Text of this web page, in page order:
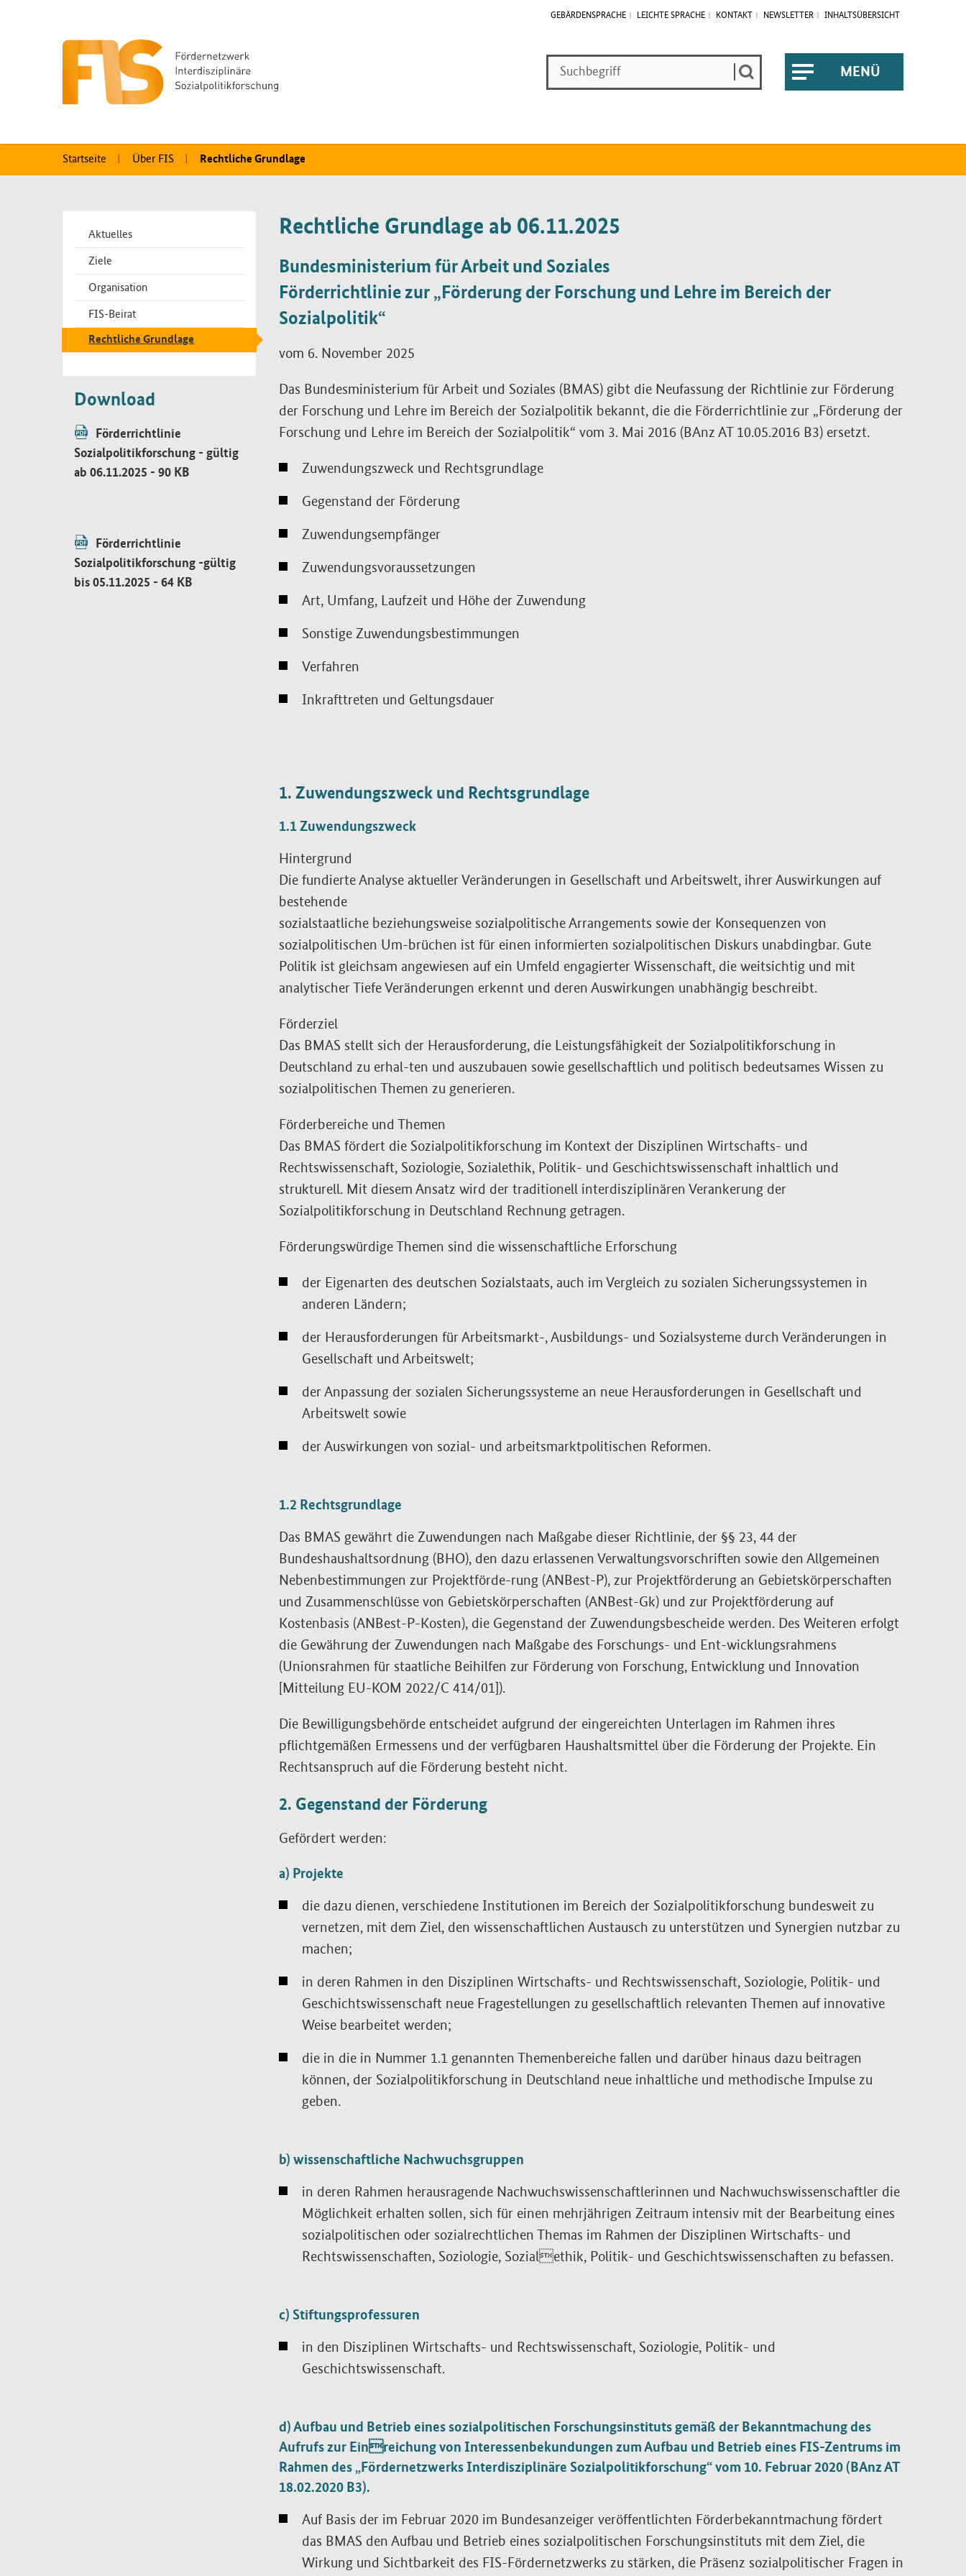
GEBÄRDENSPRACHE LEICHTE SPRACHE KONTAKT NEWSLETTER INHALTSÜBERSICHT
Suche
MENÜ
Startseite Über FIS Rechtliche Grundlage
Zusatzinformationen
Bereichsmenü
Aktuelles
Ziele
Organisation
FIS-Beirat
Rechtliche Grundlage
Download
Förderrichtlinie
Sozialpolitikforschung - gültig
ab 06.11.2025 - 90 KB
Förderrichtlinie
Sozialpolitikforschung -gültig
bis 05.11.2025 - 64 KB
Rechtliche Grundlage ab 06.11.2025
Bundesministerium für Arbeit und Soziales
Förderrichtlinie zur „Förderung der Forschung und Lehre im Bereich der
Sozialpolitik“
vom 6. November 2025
Das Bundesministerium für Arbeit und Soziales (BMAS) gibt die Neufassung der Richtlinie zur Förderung
der Forschung und Lehre im Bereich der Sozialpolitik bekannt, die die Förderrichtlinie zur „Förderung der
Forschung und Lehre im Bereich der Sozialpolitik“ vom 3. Mai 2016 (BAnz AT 10.05.2016 B3) ersetzt.
Zuwendungszweck und Rechtsgrundlage
Gegenstand der Förderung
Zuwendungsempfänger
Zuwendungsvoraussetzungen
Art, Umfang, Laufzeit und Höhe der Zuwendung
Sonstige Zuwendungsbestimmungen
Verfahren
Inkrafttreten und Geltungsdauer
1. Zuwendungszweck und Rechtsgrundlage
1.1 Zuwendungszweck
Hintergrund
Die fundierte Analyse aktueller Veränderungen in Gesellschaft und Arbeitswelt, ihrer Auswirkungen auf
bestehende
sozialstaatliche beziehungsweise sozialpolitische Arrangements sowie der Konsequenzen von
sozialpolitischen Um-brüchen ist für einen informierten sozialpolitischen Diskurs unabdingbar. Gute
Politik ist gleichsam angewiesen auf ein Umfeld engagierter Wissenschaft, die weitsichtig und mit
analytischer Tiefe Veränderungen erkennt und deren Auswirkungen unabhängig beschreibt.
Förderziel
Das BMAS stellt sich der Herausforderung, die Leistungsfähigkeit der Sozialpolitikforschung in
Deutschland zu erhal-ten und auszubauen sowie gesellschaftlich und politisch bedeutsames Wissen zu
sozialpolitischen Themen zu generieren.
Förderbereiche und Themen
Das BMAS fördert die Sozialpolitikforschung im Kontext der Disziplinen Wirtschafts- und
Rechtswissenschaft, Soziologie, Sozialethik, Politik- und Geschichtswissenschaft inhaltlich und
strukturell. Mit diesem Ansatz wird der traditionell interdisziplinären Verankerung der
Sozialpolitikforschung in Deutschland Rechnung getragen.
Förderungswürdige Themen sind die wissenschaftliche Erforschung
der Eigenarten des deutschen Sozialstaats, auch im Vergleich zu sozialen Sicherungssystemen in
anderen Ländern;
der Herausforderungen für Arbeitsmarkt-, Ausbildungs- und Sozialsysteme durch Veränderungen in
Gesellschaft und Arbeitswelt;
der Anpassung der sozialen Sicherungssysteme an neue Herausforderungen in Gesellschaft und
Arbeitswelt sowie
der Auswirkungen von sozial- und arbeitsmarktpolitischen Reformen.
1.2 Rechtsgrundlage
Das BMAS gewährt die Zuwendungen nach Maßgabe dieser Richtlinie, der §§ 23, 44 der
Bundeshaushaltsordnung (BHO), den dazu erlassenen Verwaltungsvorschriften sowie den Allgemeinen
Nebenbestimmungen zur Projektförde-rung (ANBest-P), zur Projektförderung an Gebietskörperschaften
und Zusammenschlüsse von Gebietskörperschaften (ANBest-Gk) und zur Projektförderung auf
Kostenbasis (ANBest-P-Kosten), die Gegenstand der Zuwendungsbescheide werden. Des Weiteren erfolgt
die Gewährung der Zuwendungen nach Maßgabe des Forschungs- und Ent-wicklungsrahmens
(Unionsrahmen für staatliche Beihilfen zur Förderung von Forschung, Entwicklung und Innovation
[Mitteilung EU-KOM 2022/C 414/01]).
Die Bewilligungsbehörde entscheidet aufgrund der eingereichten Unterlagen im Rahmen ihres
pflichtgemäßen Ermessens und der verfügbaren Haushaltsmittel über die Förderung der Projekte. Ein
Rechtsanspruch auf die Förderung besteht nicht.
2. Gegenstand der Förderung
Gefördert werden:
a) Projekte
die dazu dienen, verschiedene Institutionen im Bereich der Sozialpolitikforschung bundesweit zu
vernetzen, mit dem Ziel, den wissenschaftlichen Austausch zu unterstützen und Synergien nutzbar zu
machen;
in deren Rahmen in den Disziplinen Wirtschafts- und Rechtswissenschaft, Soziologie, Politik- und
Geschichtswissenschaft neue Fragestellungen zu gesellschaftlich relevanten Themen auf innovative
Weise bearbeitet werden;
die in die in Nummer 1.1 genannten Themenbereiche fallen und darüber hinaus dazu beitragen
können, der Sozialpolitikforschung in Deutschland neue inhaltliche und methodische Impulse zu
geben.
b) wissenschaftliche Nachwuchsgruppen
in deren Rahmen herausragende Nachwuchswissenschaftlerinnen und Nachwuchswissenschaftler die
Möglichkeit erhalten sollen, sich für einen mehrjährigen Zeitraum intensiv mit der Bearbeitung eines
sozialpolitischen oder sozialrechtlichen Themas im Rahmen der Disziplinen Wirtschafts- und
Rechtswissenschaften, Soziologie, Sozialethik, Politik- und Geschichtswissenschaften zu befassen.
c) Stiftungsprofessuren
in den Disziplinen Wirtschafts- und Rechtswissenschaft, Soziologie, Politik- und
Geschichtswissenschaft.
d) Aufbau und Betrieb eines sozialpolitischen Forschungsinstituts gemäß der Bekanntmachung des
Aufrufs zur Einreichung von Interessenbekundungen zum Aufbau und Betrieb eines FIS-Zentrums im
Rahmen des „Fördernetzwerks Interdisziplinäre Sozialpolitikforschung“ vom 10. Februar 2020 (BAnz AT
18.02.2020 B3).
Auf Basis der im Februar 2020 im Bundesanzeiger veröffentlichten Förderbekanntmachung fördert
das BMAS den Aufbau und Betrieb eines sozialpolitischen Forschungsinstituts mit dem Ziel, die
Wirkung und Sichtbarkeit des FIS-Fördernetzwerks zu stärken, die Präsenz sozialpolitischer Fragen in